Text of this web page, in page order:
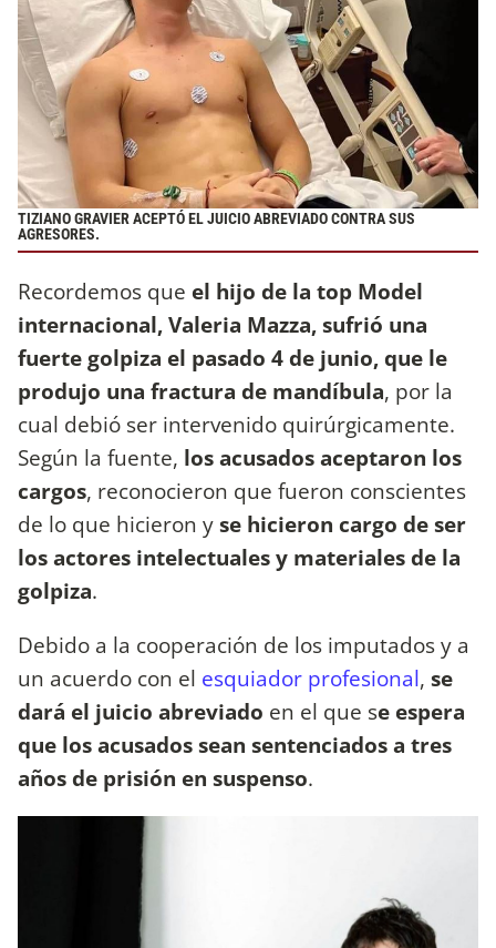
TIZIANO GRAVIER ACEPTÓ EL JUICIO ABREVIADO CONTRA SUS
AGRESORES.
Recordemos que el hijo de la top Model
internacional, Valeria Mazza, sufrió una
fuerte golpiza el pasado 4 de junio, que le
produjo una fractura de mandíbula, por la
cual debió ser intervenido quirúrgicamente.
Según la fuente, los acusados aceptaron los
cargos, reconocieron que fueron conscientes
de lo que hicieron yse hicieron cargo de ser
los actores intelectuales y materiales de la
golpiza.
Debido a la cooperación de los imputados y a
un acuerdo con el esquiador profesional, se
dará el juicio abreviado en el que se espera
que los acusados sean sentenciados a tres
años de prisión en suspenso.